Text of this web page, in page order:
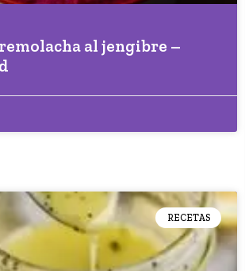
al jengibre –
RECETAS